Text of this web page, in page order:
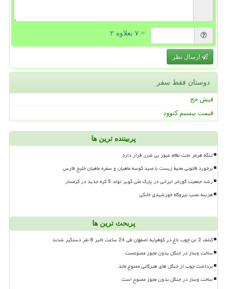
= ۷ بعلاوه ۲
ارسال نظر
دوستان فقط سفر
فیش حج
قیمت بیسیم کنوود
پربیننده ترین ها
تنگه هرمز تحت نظام عبور بی ضرر قرار دارد
برخورد قانونی محیط زیست با صید کوسه ماهیان و سفره ماهیان خلیج فارس
رشد جمعیت گورخر ایرانی در پارک ملی کویر تولد 5 کره جدید در گرمسار
هزینه نصب نیروگاه خورشیدی خانگی
پربحث ترین ها
کشف 2 تن چوب تاغ در کوهپایه اصفهان طی 24 ساعت اخیر 8 نفر دستگیر شدند
ساخت وساز در جنگل بدون مجوز ممنوعست
برداشت چوب از جنگل های هیرکانی ممنوع ماند
ساخت وساز در جنگل بدون مجوز ممنوع است